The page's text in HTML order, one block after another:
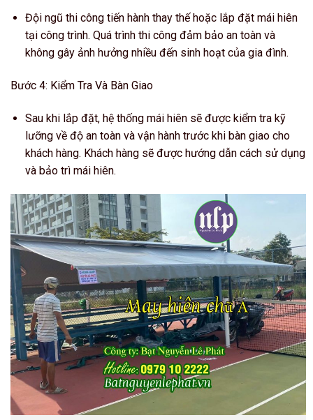
Đội ngũ thi công tiến hành thay thế hoặc lắp đặt mái hiên
tại công trình. Quá trình thi công đảm bảo an toàn và
không gây ảnh hưởng nhiều đến sinh hoạt của gia đình.
Bước 4: Kiểm Tra Và Bàn Giao
Sau khi lắp đặt, hệ thống mái hiên sẽ được kiểm tra kỹ
lưỡng về độ an toàn và vận hành trước khi bàn giao cho
khách hàng. Khách hàng sẽ được hướng dẫn cách sử dụng
và bảo trì mái hiên.